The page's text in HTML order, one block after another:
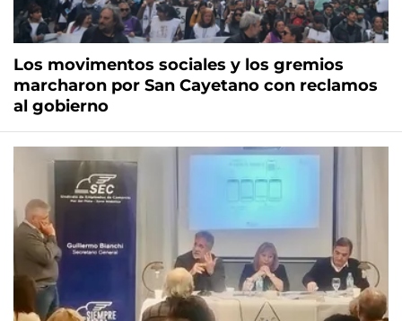
Los movimentos sociales y los gremios
marcharon por San Cayetano con reclamos
al gobierno